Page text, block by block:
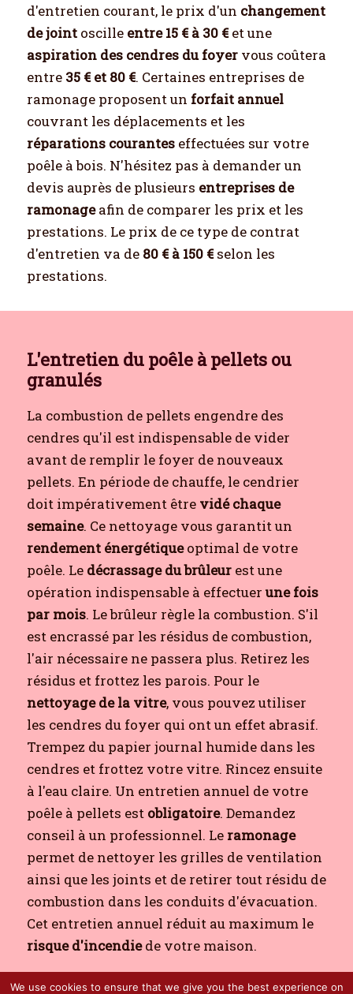
d'entretien courant, le prix d'un changement
de joint oscille entre 15 € à 30 €et une
aspiration des cendres du foyer vous coûtera
entre 35 € et 80 €. Certaines entreprises de
ramonage proposent un forfait annuel
couvrant les déplacements et les
réparations courantes effectuées sur votre
poêle à bois. N'hésitez pas à demander un
devis auprès de plusieurs entreprises de
ramonageafin de comparer les prix et les
prestations. Le prix de ce type de contrat
d'entretien va de 80 € à 150 €selon les
prestations.
L'entretien du poêle à pellets ou
granulés
La combustion de pellets engendre des
cendres qu'il est indispensable de vider
avant de remplir le foyer de nouveaux
pellets. En période de chauffe, le cendrier
doit impérativement être vidé chaque
semaine. Ce nettoyage vous garantit un
rendement énergétiqueoptimal de votre
poêle. Le décrassage du brûleur est une
opération indispensable à effectuer une fois
par mois. Le brûleur règle la combustion. S'il
est encrassé par les résidus de combustion,
l'air nécessaire ne passera plus. Retirez les
résidus et frottez les parois. Pour le
nettoyage de la vitre, vous pouvez utiliser
les cendres du foyer qui ont un effet abrasif.
Trempez du papier journal humide dans les
cendres et frottez votre vitre. Rincez ensuite
à l'eau claire. Un entretien annuel de votre
poêle à pellets est obligatoire. Demandez
conseil à un professionnel. Le ramonage
permet de nettoyer les grilles de ventilation
ainsi que les joints et de retirer tout résidu de
combustion dans les conduits d'évacuation.
Cet entretien annuel réduit au maximum le
risque d'incendiede votre maison.
We use cookies to ensure that we give you the best experience on